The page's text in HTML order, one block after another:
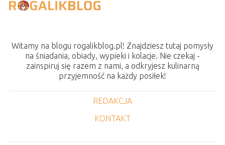
Witamy na blogu rogalikblog.pl! Znajdziesz tutaj pomysły
na śniadania, obiady, wypieki i kolacje. Nie czekaj -
zainspiruj się razem z nami, a odkryjesz kulinarną
przyjemność na każdy posiłek!
REDAKCJA
KONTAKT